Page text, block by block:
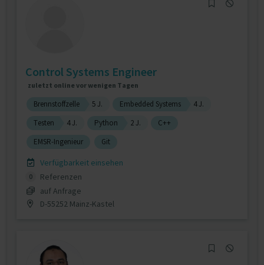
Control Systems Engineer
zuletzt online vor wenigen Tagen
Brennstoffzelle 5 J. Embedded Systems
4 J.
Testen
4 J. Python 2 J.
C++
EMSR-Ingenieur
Git
Verfügbarkeit einsehen
0
Referenzen
auf Anfrage
D-55252 Mainz-Kastel